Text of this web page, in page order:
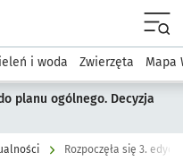
Środowisko we
i woda Zwierzęta Mapa
planu ogólnego. Decyzja
Rozpoczęła się 3.